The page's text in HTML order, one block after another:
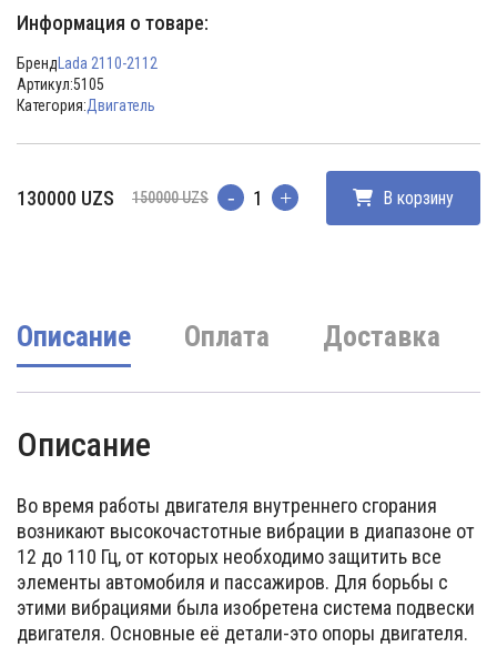
Информация о товаре:
Бренд Lada 2110-2112
Артикул:5105
Категория:Двигатель
150000UZS
Первоначальная
130000 UZS
Текущая
Количество В корзину
Описание Оплата Доставка
Описание
Во время работы двигателя внутреннего сгорания
возникают высокочастотные вибрации в диапазоне от
12 до 110 Гц, от которых необходимо защитить все
элементы автомобиля и пассажиров. Для борьбы с
этими вибрациями была изобретена система подвески
двигателя. Основные её детали-это опоры двигателя.